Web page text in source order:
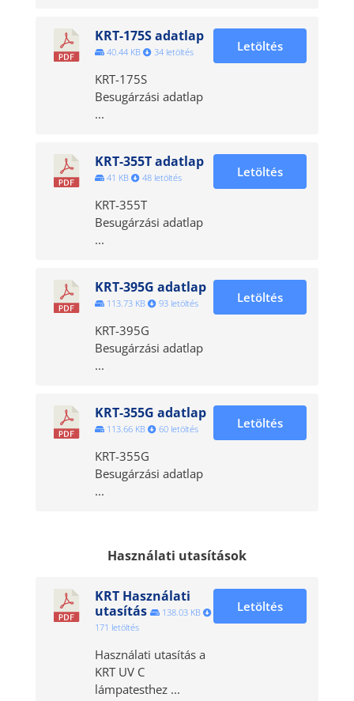
KRT-175S adatlap
40.44 KB 34 letöltés
KRT-175S
Besugárzási adatlap
...
Letöltés
KRT-355T adatlap
41 KB 48 letöltés
KRT-355T
Besugárzási adatlap
...
Letöltés
KRT-395G adatlap
113.73 KB 93 letöltés
KRT-395G
Besugárzási adatlap
...
Letöltés
KRT-355G adatlap
113.66 KB 60 letöltés
KRT-355G
Besugárzási adatlap
...
Letöltés
Használati utasítások
KRT Használati
utasítás
138.03 KB
171 letöltés
Használati utasítás a
KRT UV C
lámpatesthez ...
Letöltés